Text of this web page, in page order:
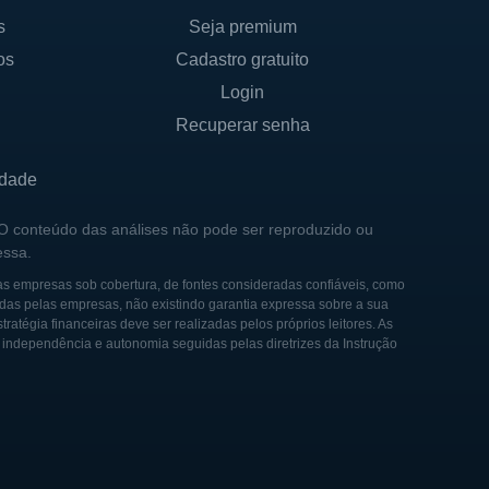
Seja premium
Cadastro gratuito
Login
Recuperar senha
conteúdo das análises não pode ser reproduzido ou
sob cobertura, de fontes consideradas confiáveis, como
pelas empresas, não existindo garantia expressa sobre a sua
financeiras deve ser realizadas pelos próprios leitores. As
e autonomia seguidas pelas diretrizes da Instrução